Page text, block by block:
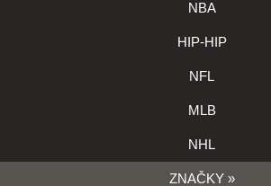
NBA
HIP-HIP
NFL
MLB
NHL
ZNAČKY »